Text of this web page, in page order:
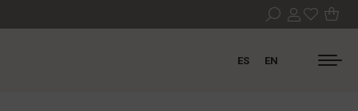
ES EN